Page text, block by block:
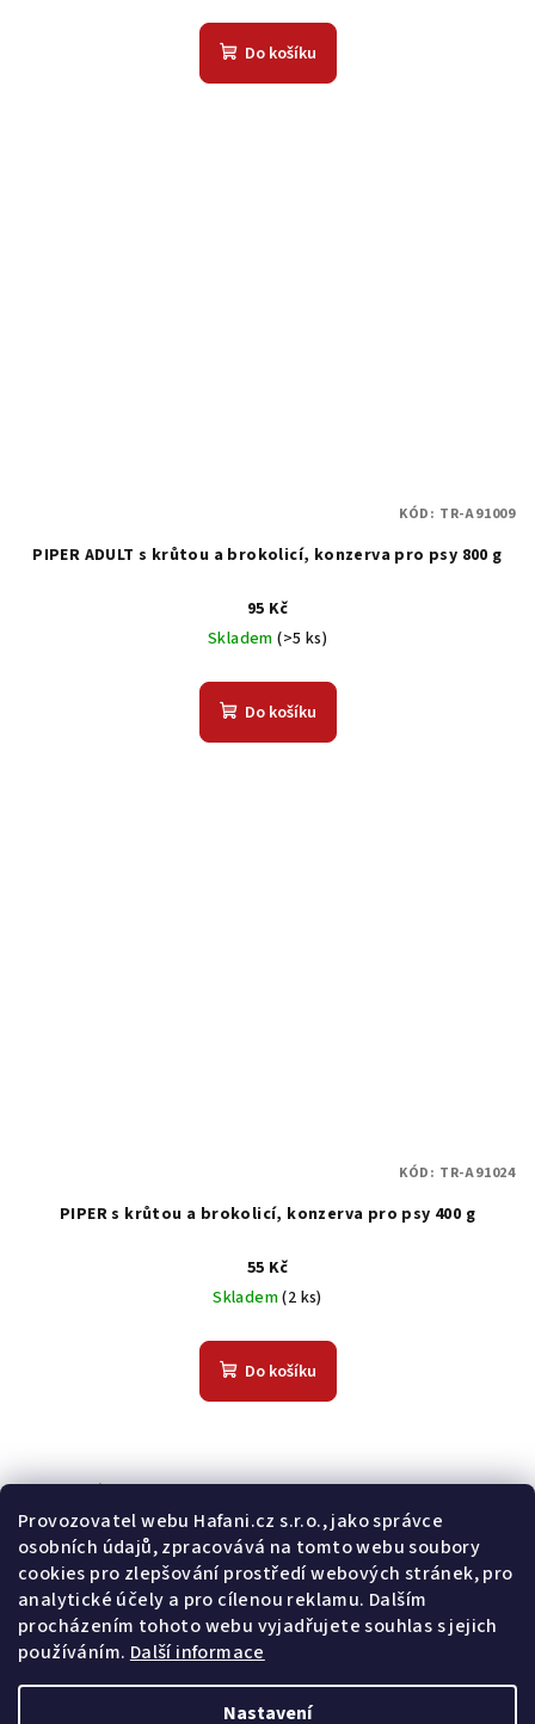
Provozovatel webu Hafani.cz s.r.o., jako správce
osobních údajů, zpracovává na tomto webu soubory
cookies pro zlepšování prostředí webových stránek, pro
analytické účely a pro cílenou reklamu. Dalším
procházením tohoto webu vyjadřujete souhlas s jejich
používáním. Další informace
Nastavení
Do košíku
PIPER ADULT s krůtou a brokolicí, konzerva pro psy 800 g
95 Kč
Skladem(>5 ks)
Do košíku
KÓD: TR-A91009
PIPER s krůtou a brokolicí, konzerva pro psy 400 g
55 Kč
Skladem(2 ks)
Do košíku
KÓD: TR-A91024
Odebírat newsletter
E-mail
Potvrzuji souhlas svšeobecnými obchodními podmínkami a
spodmínkami zpracovávání a ochrany osobních údajů .
Přihlásit se